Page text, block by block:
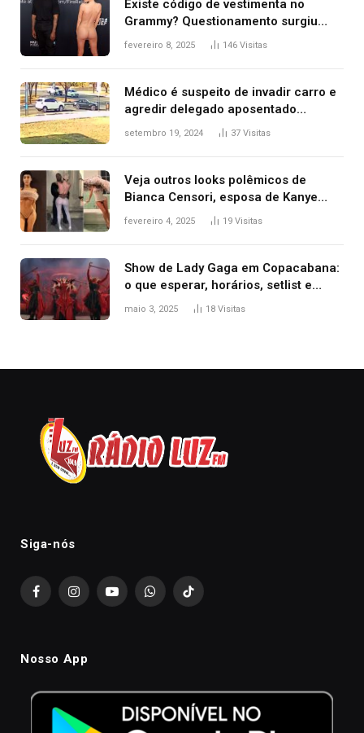
Existe código de vestimenta no
Grammy? Questionamento surgiu
após Bianca Censori, mulher de
fevereiro 8, 2025 146 Visitas
Médico é suspeito de invadir carro e
agredir delegado aposentado
durante confusão no trânsito
setembro 19, 2024 37 Visitas
Veja outros looks polêmicos de
Bianca Censori, esposa de Kanye
West que apareceu nua no Grammy
fevereiro 4, 2025 19 Visitas
Show de Lady Gaga em Copacabana:
o que esperar, horários, setlist e
onde assistir
maio 3, 2025 18 Visitas
Siga-nós
FacebookInstagramYouTubeWhatsAppTikTok
Nosso App